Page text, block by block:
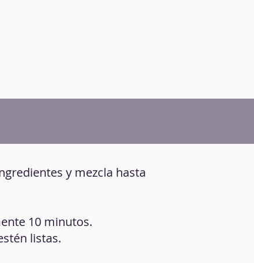
y mezcla hasta
10 minutos.
listas.